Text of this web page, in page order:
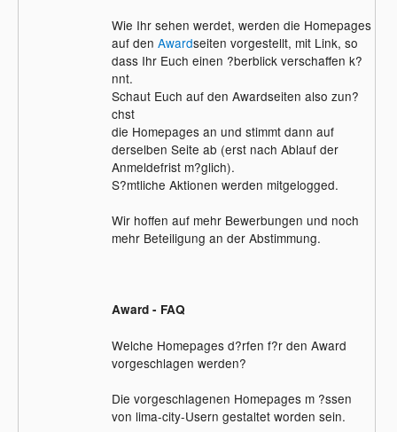
Wie Ihr sehen werdet, werden die Homepages
auf den Awardseiten vorgestellt, mit Link, so
dass Ihr Euch einen ?berblick verschaffen k?
nnt.
Schaut Euch auf den Awardseiten also zun?
chst
die Homepages an und stimmt dann auf
derselben Seite ab (erst nach Ablauf der
Anmeldefrist m?glich).
S?mtliche Aktionen werden mitgelogged.
Wir hoffen auf mehr Bewerbungen und noch
mehr Beteiligung an der Abstimmung.
Award - FAQ
Welche Homepages d?rfen f?r den Award
vorgeschlagen werden?
Die vorgeschlagenen Homepages m ?ssen
von lima-city-Usern gestaltet worden sein.